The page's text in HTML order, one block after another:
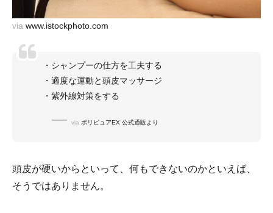
via www.istockphoto.com
・シャンプーの仕方を工夫する
・適度な運動と頭皮マッサージ
・紫外線対策をする
via ポリピュアEX 公式通販より
頭皮が硬いからといって、何もできないのかといえば、
そうではありません。